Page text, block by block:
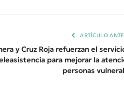
ARTÍCULO
y Cruz Roja refuerzan el
para mejorar la
personas